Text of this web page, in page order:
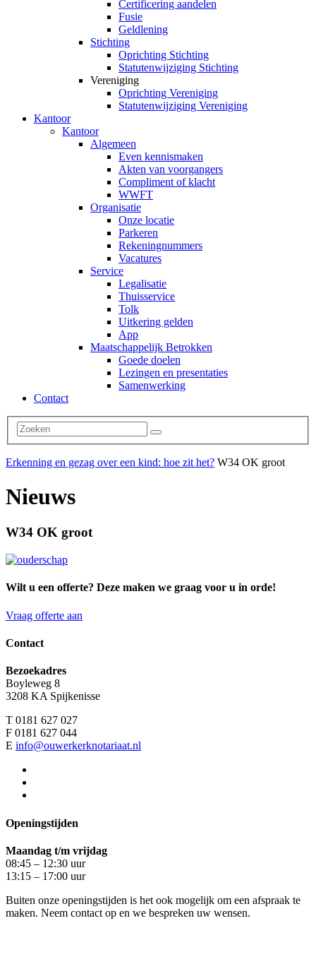
Certificering aandelen
Fusie
Geldlening
Stichting
Oprichting Stichting
Statutenwijziging Stichting
Vereniging
Oprichting Vereniging
Statutenwijziging Vereniging
Kantoor
Kantoor
Algemeen
Even kennismaken
Akten van voorgangers
Compliment of klacht
WWFT
Organisatie
Onze locatie
Parkeren
Rekeningnummers
Vacatures
Service
Legalisatie
Thuisservice
Tolk
Uitkering gelden
App
Maatschappelijk Betrokken
Goede doelen
Lezingen en presentaties
Samenwerking
Contact
Erkenning en gezag over een kind: hoe zit het? W34 OK groot
Nieuws
W34 OK groot
Wilt u een offerte? Deze maken we graag voor u in orde!
Vraag offerte aan
Contact
Bezoekadres
Boyleweg 8
3208 KA Spijkenisse
T 0181 627 027
F 0181 627 044
E info@ouwerkerknotariaat.nl
Openingstijden
Maandag t/m vrijdag
08:45 – 12:30 uur
13:15 – 17:00 uur
Buiten onze openingstijden is het ook mogelijk om een afspraak te
maken. Neem contact op en we bespreken uw wensen.